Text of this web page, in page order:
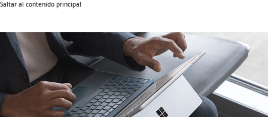
Saltar al contenido principal